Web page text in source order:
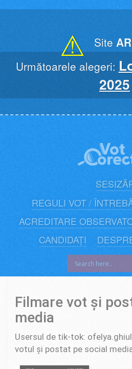
⚠ Site
Următoarele alegeri:
2025
REGULI VOT /
ACREDITARE
CANDIDAȚI
Filmare vot și
media
Usersul de tik-tok:
votul și postat pe social